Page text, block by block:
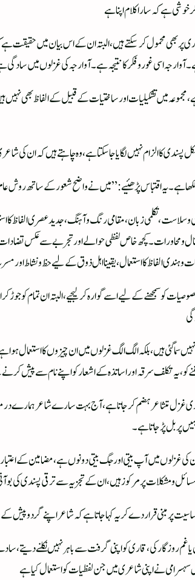
خوشی ہے کہ سارا کلام اپنا ہے
پربھی محمول کر سکتے ہیں، البتہ ان کے اس بیان میں حقیقت
آوارجہ اسی غور و فکرکا نتیجہ ہے۔آوارجہ کی غزلوں میں سادگی
مجموعہ میں تشکیلیات اور ساختیات کے قبیل کے الفاظ
پسندی کا الزام نہیں لگایا جا سکتا ہے، وہ چاہتے ہیں کہ
یہ اقتباس پڑھئیے:”میں نے واضح شعور کے ساتھ روش عام
تکلمی زبان، مقامی رنگ و آہنگ، جدید عصری الفاظ کا
و محاورات۔ کچھ خاص لفظی حوالے اور تجربے سے عکس
و ہندی الفاظ کا استعمال، یقینا اہل ذوق کے لیے حظ و نشاط
خصوصیات کو سمجھنے کے لیے اسے گوارہ کر لیجیے، البتہ ان
سما گئی ہیں، بلکہ الگ الگ غزلوں میں ان چیزوں کا
کو، یہ تکلف سرقہ اور اساتذہ کے اشعار کو اپنے نام سے پیش
پوری غزل متشاعر ہضم کر جاتا ہے، آج بہت سارے شاعر ہمارے
پر بل پڑ جاتا ہے۔
کی غزلوں میں آپ بیتی اور جگ بیتی دونوں ہے، مضامین کے
و مشکلات پر مرکوز ہیں، ان کے تجزیہ سے ترقی پسندی کی بو
پر مبنی قرار دے کر یہ کہا جا تا ہے کہ شاعر اپنے گرد وپیش کے
غم روزگار کی، قاری کو اپنی گرفت سے باہر نہیں نکلنے
نے اپنی شاعری میں جن لفظیات کو استعمال کیا ہے